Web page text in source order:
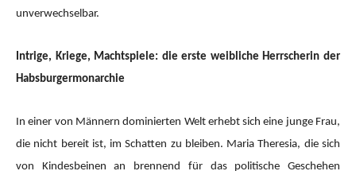
unverwechselbar.
Intrige, Kriege, Machtspiele: die erste weibliche Herrscherin der
Habsburgermonarchie
In einer von Männern dominierten Welt erhebt sich eine junge Frau,
die nicht bereit ist, im Schatten zu bleiben. Maria Theresia, die sich
von Kindesbeinen an brennend für das politische Geschehen